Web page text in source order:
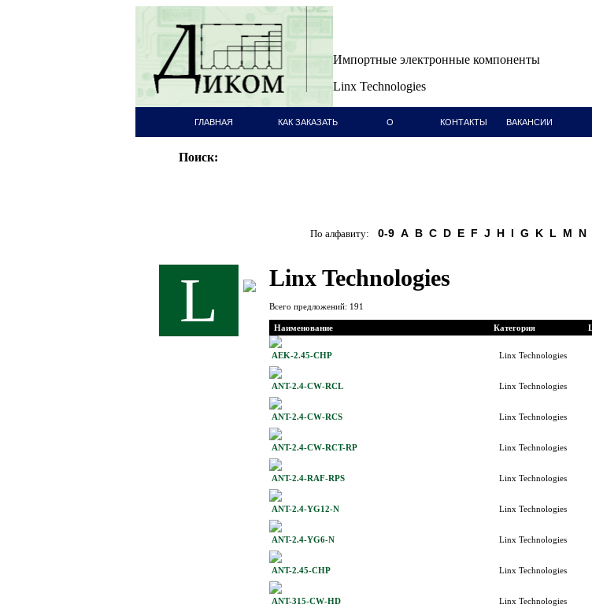
Импортные электронные компоненты
Linx Technologies
ГЛАВНАЯ КАК ЗАКАЗАТЬ О КОНТАКТЫ ВАКАНСИИ
Поиск:
По алфавиту: 0-9 A B C D E F J H I G K L M N
L Linx Technologies
Всего предложений: 191
Наименование Категория
AEK-2.45-CHP Linx Technologies
ANT-2.4-CW-RCL Linx Technologies
ANT-2.4-CW-RCS Linx Technologies
ANT-2.4-CW-RCT-RP Linx Technologies
ANT-2.4-RAF-RPS Linx Technologies
ANT-2.4-YG12-N Linx Technologies
ANT-2.4-YG6-N Linx Technologies
ANT-2.45-CHP Linx Technologies
ANT-315-CW-HD Linx Technologies